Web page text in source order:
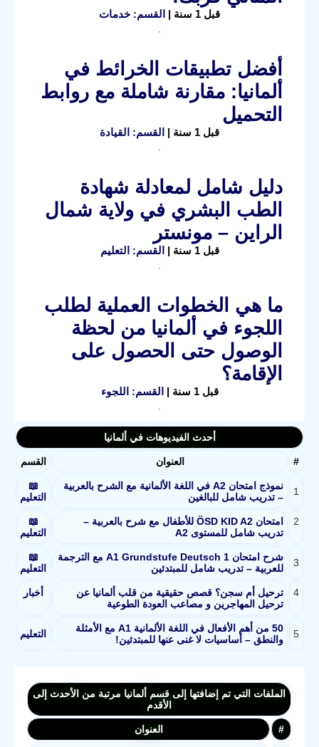
قبل 1 سنة | القسم: خدمات
أفضل تطبيقات الخرائط في
ألمانيا: مقارنة شاملة مع روابط
التحميل
قبل 1 سنة | القسم: القيادة
دليل شامل لمعادلة شهادة
الطب البشري في ولاية شمال
الراين – مونستر
قبل 1 سنة | القسم: التعليم
ما هي الخطوات العملية لطلب
اللجوء في ألمانيا من لحظة
الوصول حتى الحصول على
الإقامة؟
قبل 1 سنة | القسم: اللجوء
أحدث الفيديوهات في ألمانيا
# العنوان القسم
1
نموذج امتحان A2 في اللغة الألمانية مع الشرح بالعربية
– تدريب شامل للبالغين
📖
التعليم
2
امتحان ÖSD KID A2 للأطفال مع شرح بالعربية –
تدريب شامل للمستوى A2
📖
التعليم
3
شرح امتحان A1 Grundstufe Deutsch 1 مع الترجمة
للعربية – تدريب شامل للمبتدئين
📖
التعليم
4
ترحيل أم سجن؟ قصص حقيقية من قلب ألمانيا عن
ترحيل المهاجرين و مصاعب العودة الطوعية
أخبار
5
50 من أهم الأفعال في اللغة الألمانية A1 مع الأمثلة
والنطق – أساسيات لا غنى عنها للمبتدئين!
التعليم
الملفات التي تم إضافتها إلى قسم ألمانيا مرتبة من الأحدث إلى
الأقدم
# العنوان